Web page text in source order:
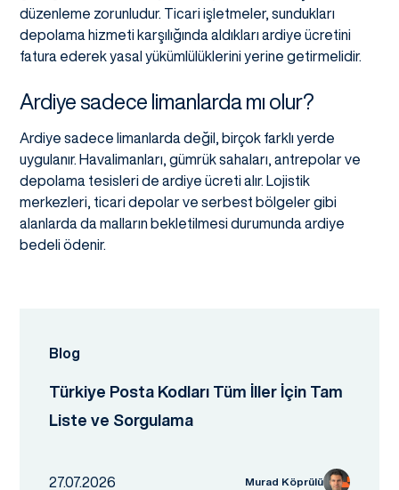
düzenleme zorunludur. Ticari işletmeler, sundukları
depolama hizmeti karşılığında aldıkları ardiye ücretini
fatura ederek yasal yükümlülüklerini yerine getirmelidir.
Ardiye sadece limanlarda mı olur?
Ardiye sadece limanlarda değil, birçok farklı yerde
uygulanır. Havalimanları, gümrük sahaları, antrepolar ve
depolama tesisleri de ardiye ücreti alır. Lojistik
merkezleri, ticari depolar ve serbest bölgeler gibi
alanlarda da malların bekletilmesi durumunda ardiye
bedeli ödenir.
Blog
Türkiye Posta Kodları Tüm İller İçin Tam
Liste ve Sorgulama
27.07.2026 Murad Köprülü